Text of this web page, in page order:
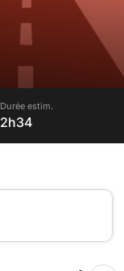
Durée estim.
2h34